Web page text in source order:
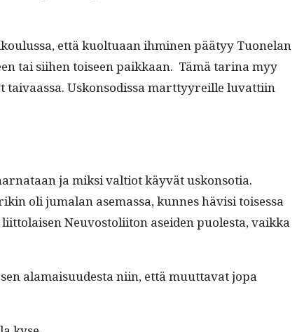
että kuoltuaan ihmi­nen pää­tyy Tuonelan
tai siihen toiseen paikkaan. Tämä tari­na myy
taivaas­sa. Uskon­sodis­sa mart­tyyreille luvat­ti­in
ja mik­si val­tiot käyvät uskon­so­tia.
oli jumalan ase­mas­sa, kunnes hävisi toises­sa
Neu­vos­toli­iton asei­den puoles­ta, vaik­ka
ala­maisu­ud­es­ta niin, että muut­ta­vat jopa